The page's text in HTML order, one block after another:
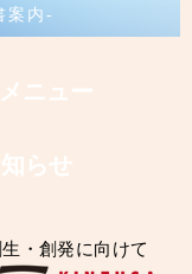
案内-
ニュー
らせ
・創発に向けて